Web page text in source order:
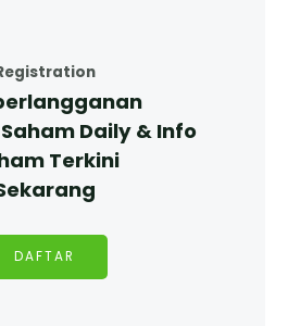
Daily & Info
Terkini
DAFTAR